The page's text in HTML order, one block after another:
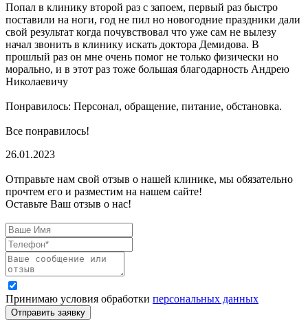
Попал в клинику второй раз с запоем, первый раз быстро
поставили на ноги, год не пил но новогодние праздники дали
свой результат когда почувствовал что уже сам не вылезу
начал звонить в клинику искать доктора Демидова. В
прошлый раз он мне очень помог не только физически но
морально, и в этот раз тоже большая благодарность Андрею
Николаевичу
Понравилось: Персонал, обращение, питание, обстановка.
Все понравилось!
26.01.2023
Отправьте нам свой отзыв о нашей клинике, мы обязательно
прочтем его и разместим на нашем сайте!
Оставьте Ваш отзыв о нас!
Принимаю условия обработки персональных данных
Отправить заявку